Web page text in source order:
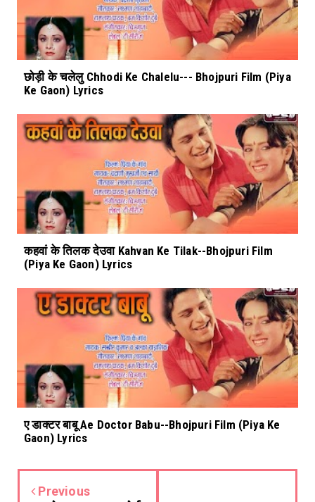
छोड़ी के चलेलु Chhodi Ke Chalelu--- Bhojpuri Film (Piya
Ke Gaon) Lyrics
कहवां के तिलक देउवा Kahvan Ke Tilak--Bhojpuri Film
(Piya Ke Gaon) Lyrics
ए डाक्टर बाबू Ae Doctor Babu--Bhojpuri Film (Piya Ke
Gaon) Lyrics
Previous